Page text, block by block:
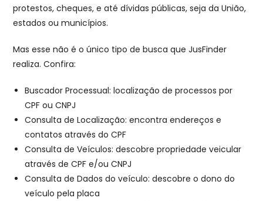
protestos, cheques, e até dívidas públicas, seja da União,
estados ou municípios.
Mas esse não é o único tipo de busca que JusFinder
realiza. Confira:
Buscador Processual: localização de processos por
CPF ou CNPJ
Consulta de Localização: encontra endereços e
contatos através do CPF
Consulta de Veículos: descobre propriedade veicular
através de CPF e/ou CNPJ
Consulta de Dados do veículo: descobre o dono do
veículo pela placa